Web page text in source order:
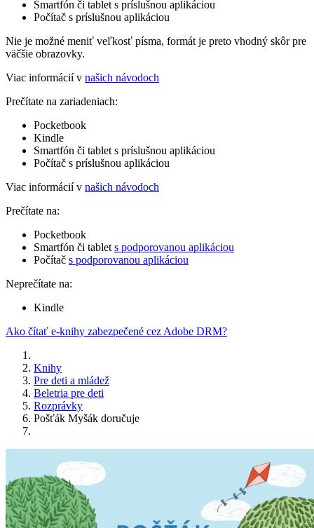
Smartfón či tablet s príslušnou aplikáciou
Počítač s príslušnou aplikáciou
Nie je možné meniť veľkosť písma, formát je preto vhodný skôr pre
väčšie obrazovky.
Viac informácií v našich návodoch
Prečítate na zariadeniach:
Pocketbook
Kindle
Smartfón či tablet s príslušnou aplikáciou
Počítač s príslušnou aplikáciou
Viac informácií v našich návodoch
Prečítate na:
Pocketbook
Smartfón či tablet s podporovanou aplikáciou
Počítač s podporovanou aplikáciou
Neprečítate na:
Kindle
Ako čítať e-knihy zabezpečené cez Adobe DRM?
Knihy
Pre deti a mládež
Beletria pre deti
Rozprávky
Pošťák Myšák doručuje